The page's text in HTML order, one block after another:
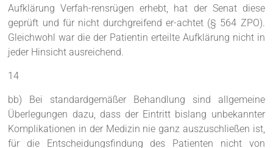
Aufklärung Verfah-rensrügen erhebt, hat der Senat diese
geprüft und für nicht durchgreifend er-achtet (§ 564 ZPO).
Gleichwohl war die der Patientin erteilte Aufklärung nicht in
jeder Hinsicht ausreichend.
14
bb) Bei standardgemäßer Behandlung sind allgemeine
Überlegungen dazu, dass der Eintritt bislang unbekannter
Komplikationen in der Medizin nie ganz auszuschließen ist,
für die Entscheidungsfindung des Patienten nicht von